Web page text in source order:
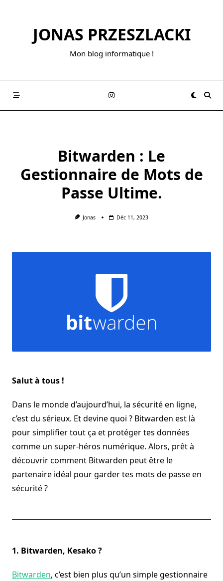
JONAS PRZESZLACKI
Mon blog informatique !
Bitwarden : Le
Gestionnaire de Mots de
Passe Ultime.
Jonas Déc 11, 2023
Salut à tous !
Dans le monde d’aujourd’hui, la sécurité en ligne,
c’est du sérieux. Et devine quoi ? Bitwarden est là
pour simplifier tout ça et protéger tes données
comme un super-héros numérique. Alors, prêt à
découvrir comment Bitwarden peut être le
partenaire idéal pour garder tes mots de passe en
sécurité ?
1. Bitwarden, Kesako ?
Bitwarden, c’est bien plus qu’un simple gestionnaire